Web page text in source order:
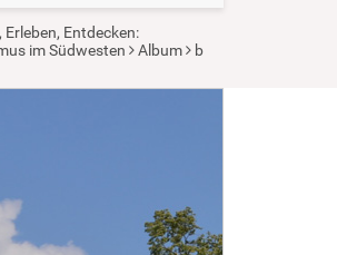
Erleben, Entdecken:
im Südwesten Album b